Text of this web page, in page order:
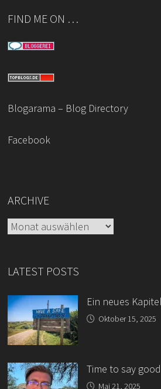
FIND ME ON …
Blogarama – Blog Directory
Facebook
ARCHIVE
Archive
LATEST POSTS
Ein neues Kapitel
Oktober 15, 2025
Time to say
Mai 21, 2025